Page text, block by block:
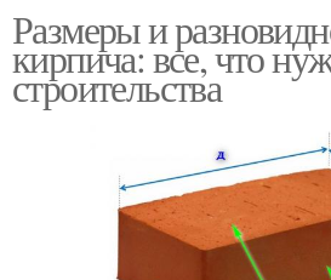
Размеры и
кирпича: все, что
строительства